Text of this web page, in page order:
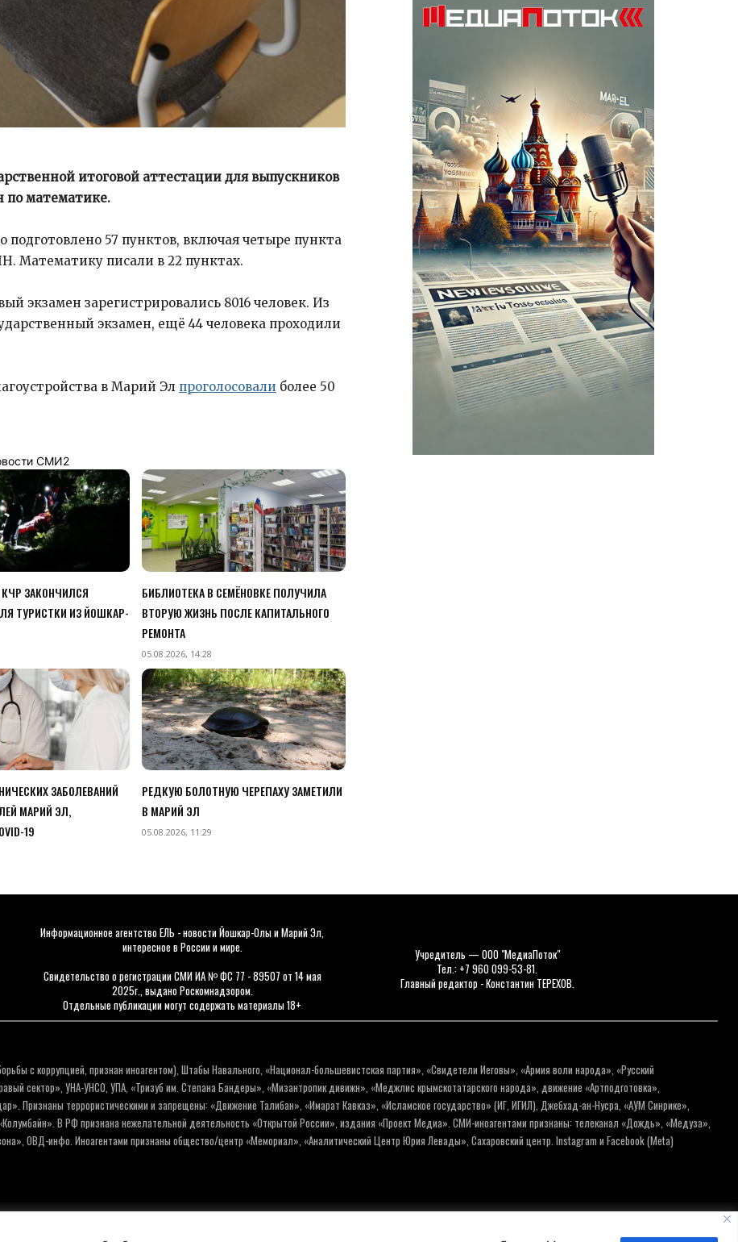
итоговой аттестации для выпускников
по математике.
подготовлено 57 пунктов, включая четыре пункта
Математику писали в 22 пунктах.
экзамен зарегистрировались 8016 человек. Из
экзамен, ещё 44 человека проходили
в Марий Эл проголосовали более 50
СМИ2
ЗАКОНЧИЛСЯ
ТУРИСТКИ ИЗ ЙОШКАР-
БИБЛИОТЕКА В СЕМЁНОВКЕ ПОЛУЧИЛА
ВТОРУЮ ЖИЗНЬ ПОСЛЕ КАПИТАЛЬНОГО
РЕМОНТА
05.08.2026, 14:28
ЗАБОЛЕВАНИЙ
МАРИЙ ЭЛ,
19
РЕДКУЮ БОЛОТНУЮ ЧЕРЕПАХУ ЗАМЕТИЛИ
В МАРИЙ ЭЛ
05.08.2026, 11:29
Информационное агентство ЕЛЬ - новости Йошкар-Олы и Марий Эл,
интересное в России и мире.
Свидетельство о регистрации СМИ ИА № ФС 77 - 89507 от 14 мая
2025г., выдано Роскомнадзором.
Отдельные публикации могут содержать материалы 18+
Учредитель — ООО "МедиаПоток"
Тел.: +7 960 099-53-81.
Главный редактор - Константин ТЕРЕХОВ.
с коррупцией, признан иноагентом), Штабы Навального, «Национал-большевистская партия», «Свидетели Иеговы», «Армия воли народа», «Русский
сектор», УНА-УНСО, УПА, «Тризуб им. Степана Бандеры», «Мизантропик дивижн», «Меджлис крымскотатарского народа», движение «Артподготовка»,
Признаны террористическими и запрещены: «Движение Талибан», «Имарат Кавказ», «Исламское государство» (ИГ, ИГИЛ), Джебхад-ан-Нусра, «АУМ Синрике»,
В РФ признана нежелательной деятельность «Открытой России», издания «Проект Медиа». СМИ-иноагентами признаны: телеканал «Дождь», «Медуза»,
ОВД-инфо. Иноагентами признаны общество/центр «Мемориал», «Аналитический Центр Юрия Левады», Сахаровский центр. Instagram и Facebook (Metа)